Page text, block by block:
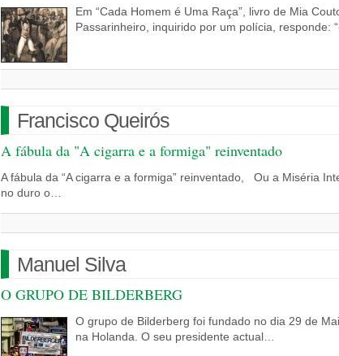
Em “Cada Homem é Uma Raça”, livro de Mia
Passarinheiro, inquirido por um polícia, responde:
Francisco Queirós
A fábula da "A cigarra e a formiga" reinventado
A fábula da “A cigarra e a formiga” reinventado, Ou a Miséria
no duro o…
Manuel Silva
O GRUPO DE BILDERBERG
O grupo de Bilderberg foi fundado no dia 29 de
na Holanda. O seu presidente actual…